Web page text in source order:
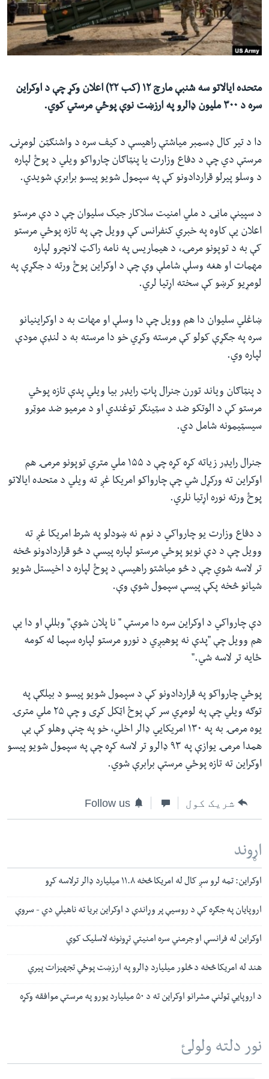
شئ
لټون
ځای
له مونږ سره په تماس کې پاتې شئ
ژبې
متحده ایالاتو سه شنبې مارچ ۱۲ (کب ۲۲) اعلان وکړ چې د اوکراین
سره د ۳۰۰ ملیون ډالرو په ارزښت نوې پوځي مرستي کوي.
دا د تیر کال ډسمبر میاشتې راهیسې د کیف سره د واشنګټن لومړنۍ
مرستې دي چې د دفاع وزارت یا پنټاګان چارواکو ویلي د پوځ لپاره
د وسلو پیرلو قراردادونو کې په سپمول شویو پیسو برابرې شويدي.
د سپینې ماڼۍ د ملي امنیت سلاکار جیک سلیوان چې د دې مرستو
اعلان یې کاوه په خبري کنفرانس کې وویل چې په تازه پوځي مرستو
کې به د توپونو مرمۍ، د هیماریس په نامه راکټ لانچرو لپاره
مهمات او هغه وسلې شاملې وې چې د اوکراین پوځ ورته د جګړې په
لومړیو کرښو کې سخته اړتیا لري.
ښاغلي سلیوان دا هم وویل چې دا وسلې او مهات به د اوکراینیانو
سره په جګړې کولو کې مرسته وکړي خو دا مرسته به د لنډې مودې
لپاره وي.
د پنټاګان ویاند تورن جنرال پاټ رایډر بیا ویلي پدې تازه پوځي
مرستو کې د الوتکو ضد د سټینګر توغندي او د مرمیو ضد موټرو
سیسټیمونه شامل دي.
جنرال رایډر زیاته کړه کړه چې د ۱۵۵ ملي متري توپونو مرمۍ هم
اوکراین ته ورکړل شي چې چارواکو امریکا غږ ته ویلي د متحده ایالاتو
پوځ ورته نوره اړتیا نلري.
د دفاع وزارت یو چارواکي د نوم نه ښودلو په شرط امریکا غږ ته
وویل چې د دې نویو پوځي مرستو لپاره پیسې د څو قراردادونو څخه
تر لاسه شوي چې د څو میاشتو راهیسې د پوځ لپاره د اخیستل شویو
شیانو څخه پکې پیسې سپمول شوې وې.
دې چارواکي د اوکراین سره دا مرستې " نا پلان شوې" وبللې او دا یې
هم وویل چې "پدې نه پوهیږي د نورو مرستو لپاره سپما له کومه
ځایه تر لاسه شي."
پوځي چارواکو په قراردادونو کې د سپمول شویو پیسو د بیلګې په
توګه ویلي چې په لومړي سر کې پوځ اټکل کړی و چې ۲۵ ملي مترۍ
یوه مرمۍ به په ۱۳۰ امریکایي ډالر اخلي، خو په چنې وهلو کې یې
همدا مرمۍ یوازې په ۹۳ ډالرو تر لاسه کړه چې په سپمول شویو پیسو
اوکراین ته تازه پوځي مرستې برابرې شوي.
شریک کول Follow us
اړوند
اوکراین: تمه لرو سږ کال له امریکا څخه ۱۱.۸ میلیارد ډالر ترلاسه کړو
اروپایان په جګړه کې د روسیې پر وړاندې د اوکراین بریا ته ناهیلي دي - سروې
اوکراین له فرانسې او جرمني سره امنیتي تړونونه لاسلیک کوي
هند له امریکا څخه د څلور میلیارد ډالرو په ارزښت پوځي تجهیزات پیري
د اروپايي ټولنې مشرانو اوکراین ته د ۵۰ میلیارد یورو په مرستې موافقه وکړه
نور دلته ولولئ